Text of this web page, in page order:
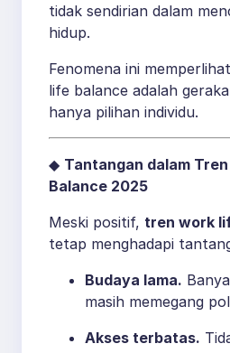
tidak sendirian dalam
hidup.
Fenomena ini
life balance adalah
hanya pilihan individu.
◆ Tantangan dalam
Balance 2025
Meski positif, tren work
tetap menghadapi
Budaya lama.
masih memegang
Akses terbatas.